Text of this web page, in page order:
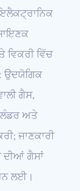
ਵਿਕਰੀ ਵਿੱਚ
ਉਦਯੋਗਿਕ
ਗੈਸ,
ਅਤੇ
ਜਾਣਕਾਰੀ
ਦੀਆਂ ਗੈਸਾਂ
ਲਈ।